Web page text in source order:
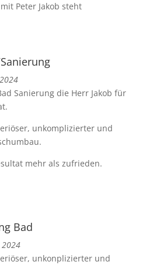
Peter Jakob steht
Sanierung die Herr Jakob für
unkomplizierter und
mehr als zufrieden.
Bad
2024
unkonplizierter und